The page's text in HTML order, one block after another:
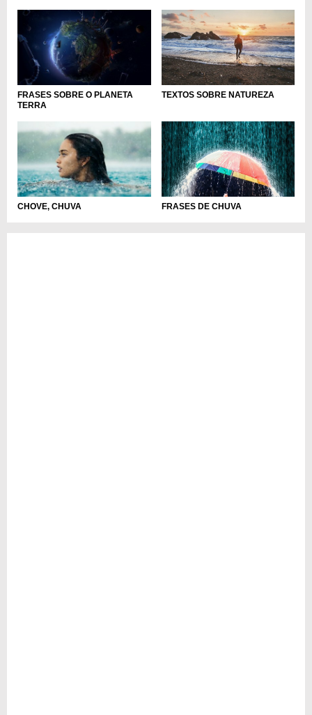
FRASES SOBRE O PLANETA
TERRA
TEXTOS SOBRE NATUREZA
CHOVE, CHUVA FRASES DE CHUVA